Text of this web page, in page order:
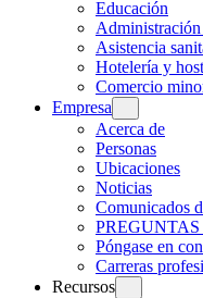
Educación
Asistencia
Hotelería y
Comercio
Empresa
Acerca de
Personas
Ubicaciones
Noticias
Comunicados
Póngase en
Carreras
Recursos